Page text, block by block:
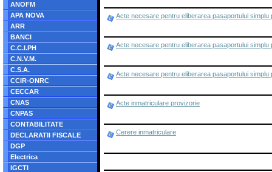
ANOFM
APA NOVA
ARR
BANCI
C.C.I.PH
C.N.V.M.
C.S.A.
CCIR-ONRC
CECCAR
CNAS
CNPAS
CONTABILITATE
DECLARATII FISCALE
DGP
Electrica
IGCTI
Acte necesare pentru eliberarea pasaportului
Acte necesare pentru eliberarea pasaportului
Acte necesare pentru eliberarea pasaportului
Acte inmatriculare provizorie
Cerere inmatriculare